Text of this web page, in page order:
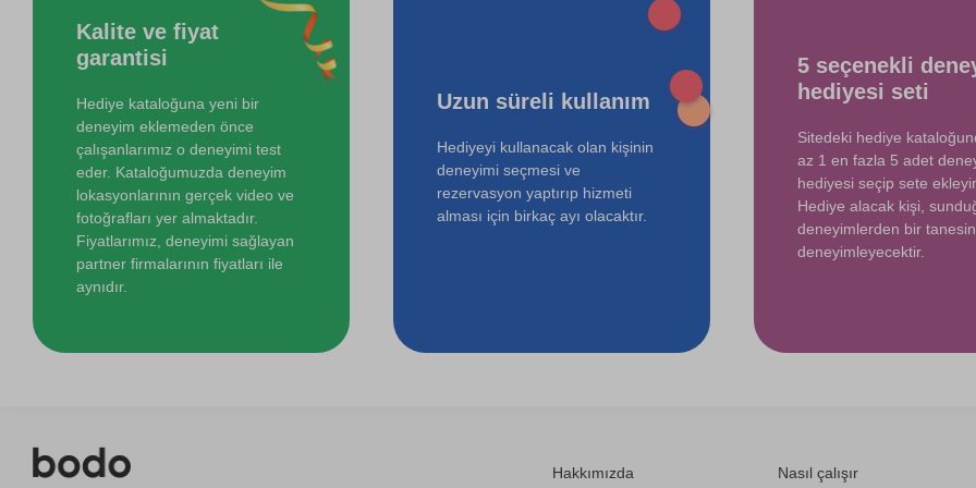
Online Temel Sanat Tarihi Eğitimi
Kalite ve fiyat
garantisi
Hediye kataloğuna yeni bir
deneyim eklemeden önce
çalışanlarımız o deneyimi test
eder. Kataloğumuzda deneyim
lokasyonlarının gerçek video ve
fotoğrafları yer almaktadır.
Fiyatlarımız, deneyimi sağlayan
partner firmalarının fiyatları ile
aynıdır.
Uzun süreli kullanım
Hediyeyi kullanacak olan kişinin
deneyimi seçmesi ve
rezervasyon yaptırıp hizmeti
alması için birkaç ayı olacaktır.
5 seçenekli
hediyesi seti
Sitedeki hediye
az 1 en fazla 5 adet
hediyesi seçip sete
Hediye alacak kişi,
deneyimlerden bir
deneyimleyecektir.
Hakkımızda Nasıl çalışır